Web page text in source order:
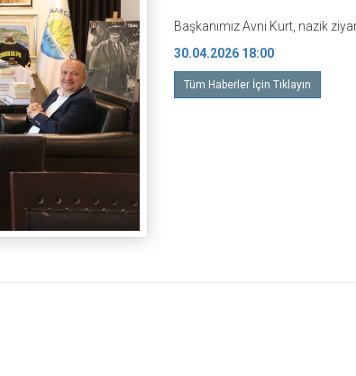
Başkanımız Avni Kurt, nazik
30.04.2026 18:00
Tüm Haberler İçin Tıklayın